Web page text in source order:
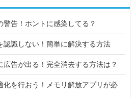
告！ホントに感染してる？
認識しない！簡単に解決する方法
広告が出る！完全消去する方法は？
化を行おう！メモリ解放アプリが必